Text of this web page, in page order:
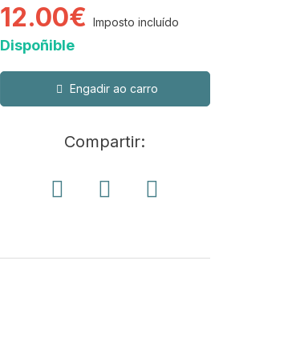
12.00€ Imposto incluído
Dispoñible
Engadir ao carro
Compartir: